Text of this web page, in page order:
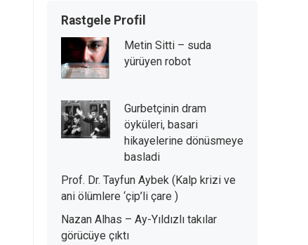
Rastgele Profil
Metin Sitti – suda
yürüyen robot
Gurbetçinin dram
öyküleri, basari
hikayelerine dönüsmeye
basladi
Prof. Dr. Tayfun Aybek (Kalp krizi ve
ani ölümlere ‘çip’li çare )
Nazan Alhas – Ay-Yıldızlı takılar
görücüye çıktı